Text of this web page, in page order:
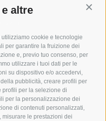
altre
cookie e tecnologie
per garantire la fruizione dei
e, previo tuo consenso, per
utilizzare i tuoi dati per le
su dispositivo e/o accedervi,
pubblicità, creare profili per
profili per la selezione di
per la personalizzazione dei
di contenuti personalizzati,
le prestazioni dei
RESO
SICURI